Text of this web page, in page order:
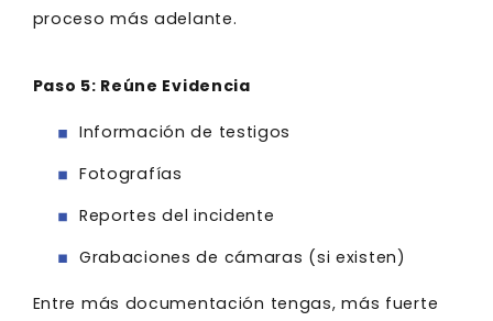
proceso más adelante.
Paso 5: Reúne Evidencia
Información de testigos
Fotografías
Reportes del incidente
Grabaciones de cámaras (si existen)
Entre más documentación tengas, más fuerte